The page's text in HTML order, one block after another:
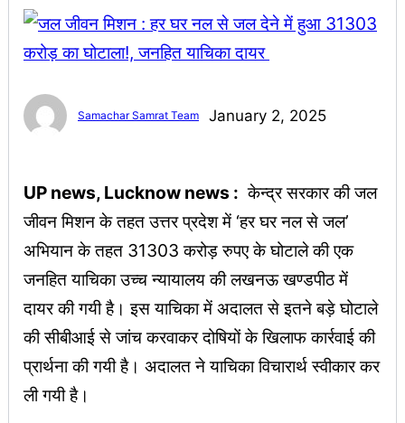
Samachar Samrat Team January 2, 2025
UP news, Lucknow news : केन्द्र सरकार की जल
जीवन मिशन के तहत उत्तर प्रदेश में ‘हर घर नल से जल’
अभियान के तहत 31303 करोड़ रुपए के घोटाले की एक
जनहित याचिका उच्च न्यायालय की लखनऊ खण्डपीठ में
दायर की गयी है। इस याचिका में अदालत से इतने बड़े घोटाले
की सीबीआई से जांच करवाकर दोषियों के खिलाफ कार्रवाई की
प्रार्थना की गयी है। अदालत ने याचिका विचारार्थ स्वीकार कर
ली गयी है।